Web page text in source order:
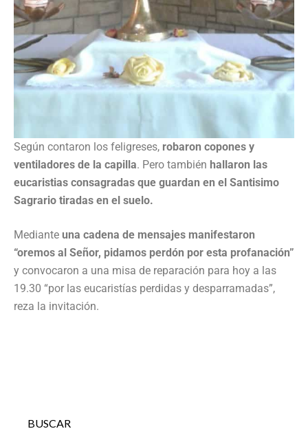
Según contaron los feligreses, robaron copones y
ventiladores de la capilla. Pero también hallaron las
eucaristias consagradas que guardan en el Santisimo
Sagrario tiradas en el suelo.
Mediante una cadena de mensajes manifestaron
“oremos al Señor, pidamos perdón por esta profanación”
y convocaron a una misa de reparación para hoy a las
19.30 “por las eucaristías perdidas y desparramadas”,
reza la invitación.
BUSCAR